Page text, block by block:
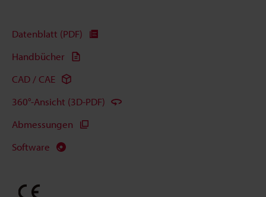
Datenblatt (PDF)
Handbücher
CAD / CAE
360°-Ansicht (3D-PDF)
Abmessungen
Software